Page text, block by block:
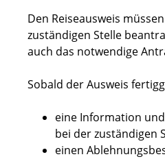
Den Reiseausweis
zuständigen Stelle
auch das notwendige
Sobald der Ausweis
eine Information
bei der zuständigen
einen